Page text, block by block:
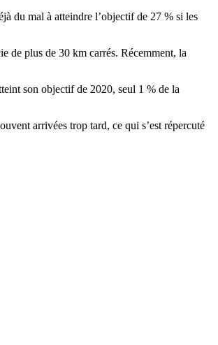
du mal à atteindre l’objectif de 27 % si les
de plus de 30 km carrés. Récemment, la
son objectif de 2020, seul 1 % de la
arrivées trop tard, ce qui s’est répercuté